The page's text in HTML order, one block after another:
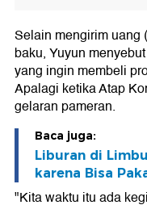
Selain mengirim uang
baku, Yuyun
yang ingin membeli
Apalagi ketika Atap
gelaran pameran.
Baca juga:
Liburan di
karena Bisa
"Kita waktu itu ada